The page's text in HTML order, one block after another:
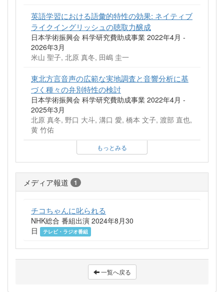
英語学習における語彙的特性の効果: ネイティブ
ライクイングリッシュの聴取力醸成
日本学術振興会 科学研究費助成事業 2022年4月 -
2026年3月
米山 聖子, 北原 真冬, 田嶋 圭一
東北方言音声の広範な実地調査と音響分析に基
づく種々の弁別特性の検討
日本学術振興会 科学研究費助成事業 2022年4月 -
2025年3月
北原 真冬, 野口 大斗, 溝口 愛, 橋本 文子, 渡部 直也,
黄 竹佑
もっとみる
メディア報道 1
チコちゃんに叱られる
NHK総合 番組出演 2024年8月30
日
テレビ・ラジオ番組
一覧へ戻る